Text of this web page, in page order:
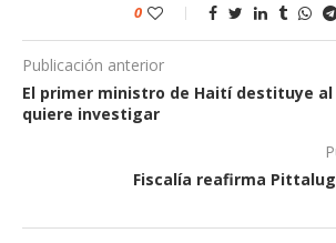
0
Publicación anterior
El primer ministro de Haití destituye
quiere investigar
Fiscalía reafirma